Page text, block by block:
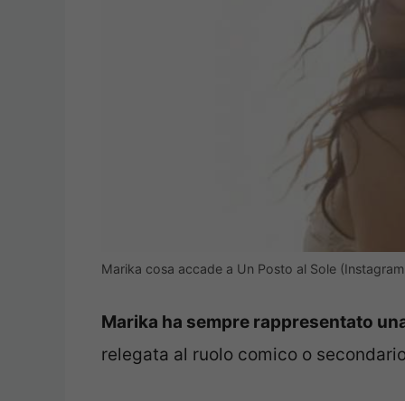
Marika cosa accade a Un Posto al Sole
Marika ha sempre rappresentato
relegata al ruolo comico o